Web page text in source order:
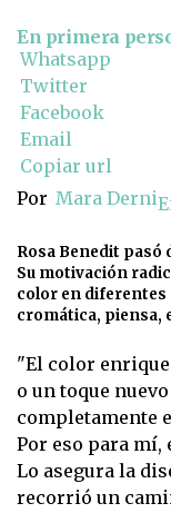
En primera
Whatsapp
Twitter
Facebook
Email
Copiar url
Por Mara Derni
Rosa Benedit pasó
Su motivación
color en diferentes
cromática, piensa,
"El color
o un toque
completamente
Por eso para mí,
Lo asegura la
recorrió un